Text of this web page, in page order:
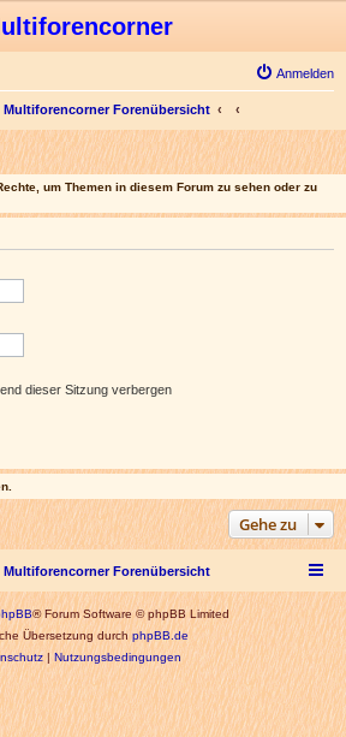
Anmelden
Multiforencorner Forenübersicht
um Themen in diesem Forum zu sehen oder zu
dieser Sitzung verbergen
Gehe zu
Multiforencorner Forenübersicht
® Forum Software © phpBB Limited
Übersetzung durchphpBB.de
|Nutzungsbedingungen